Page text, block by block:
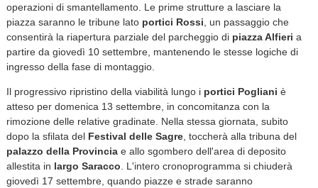
operazioni di smantellamento. Le prime strutture a lasciare la
piazza saranno le tribune lato portici Rossi , un passaggio che
consentirà la riapertura parziale del parcheggio di piazza Alfieri a
partire da giovedì 10 settembre, mantenendo le stesse logiche di
ingresso della fase di montaggio.
Il progressivo ripristino della viabilità lungo i portici Pogliani è
atteso per domenica 13 settembre, in concomitanza con la
rimozione delle relative gradinate. Nella stessa giornata, subito
dopo la sfilata del Festival delle Sagre, toccherà alla tribuna del
palazzo della Provinciae allo sgombero dell'area di deposito
allestita in largo Saracco. L'intero cronoprogramma si chiuderà
giovedì 17 settembre, quando piazze e strade saranno